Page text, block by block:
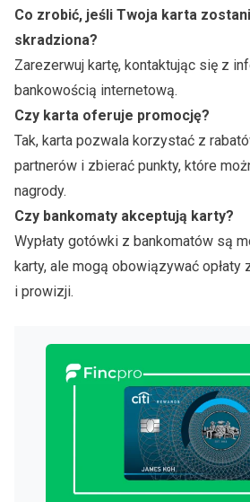
Co zrobić, jeśli Twoja karta
skradziona?
Zarezerwuj kartę, kontaktując się z
bankowością internetową.
Czy karta oferuje promocję?
Tak, karta pozwala korzystać z
partnerów i zbierać punkty, które
nagrody.
Czy bankomaty akceptują karty?
Wypłaty gotówki z bankomatów są
karty, ale mogą obowiązywać opłaty
i prowizji.